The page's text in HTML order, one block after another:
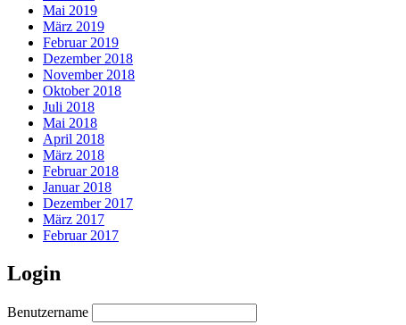
Mai 2019
März 2019
Februar 2019
Dezember 2018
November 2018
Oktober 2018
Juli 2018
Mai 2018
April 2018
März 2018
Februar 2018
Januar 2018
Dezember 2017
März 2017
Februar 2017
Login
Benutzername